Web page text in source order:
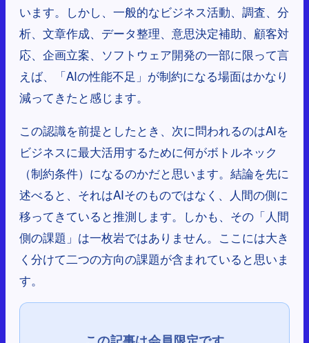
います。しかし、一般的なビジネス活動、調査、分
析、文章作成、データ整理、意思決定補助、顧客対
応、企画立案、ソフトウェア開発の一部に限って言
えば、「AIの性能不足」が制約になる場面はかなり
減ってきたと感じます。
この認識を前提としたとき、次に問われるのはAIを
ビジネスに最大活用するために何がボトルネック
（制約条件）になるのかだと思います。結論を先に
述べると、それはAIそのものではなく、人間の側に
移ってきていると推測します。しかも、その「人間
側の課題」は一枚岩ではありません。ここには大き
く分けて二つの方向の課題が含まれていると思いま
す。